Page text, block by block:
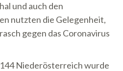
und auch den
nutzten die Gelegenheit,
gegen das Coronavirus
Niederösterreich wurde